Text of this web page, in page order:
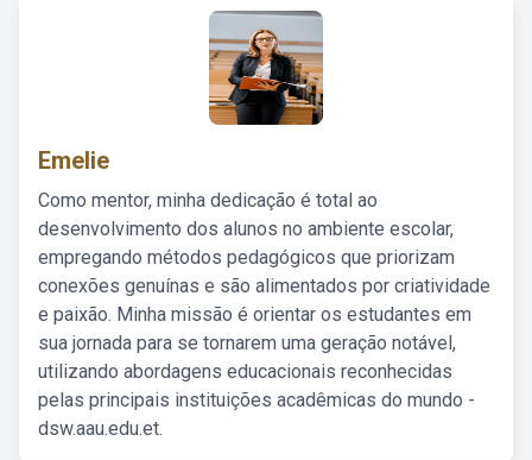
Emelie
Como mentor, minha dedicação é total ao
desenvolvimento dos alunos no ambiente escolar,
empregando métodos pedagógicos que priorizam
conexões genuínas e são alimentados por criatividade
e paixão. Minha missão é orientar os estudantes em
sua jornada para se tornarem uma geração notável,
utilizando abordagens educacionais reconhecidas
pelas principais instituições acadêmicas do mundo -
dsw.aau.edu.et.